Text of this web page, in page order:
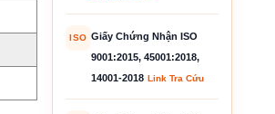
ISO Giấy Chứng Nhận ISO
9001:2015, 45001:2018,
14001-2018 Link Tra Cứu